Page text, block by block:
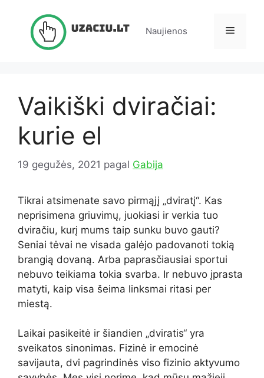
Naujienos Meniu
Vaikiški dviračiai:
kurie el
19 gegužės, 2021 pagal Gabija
Tikrai atsimenate savo pirmąjį „dviratį“. Kas
neprisimena griuvimų, juokiasi ir verkia tuo
dviračiu, kurį mums taip sunku buvo gauti?
Seniai tėvai ne visada galėjo padovanoti tokią
brangią dovaną. Arba paprasčiausiai sportui
nebuvo teikiama tokia svarba. Ir nebuvo įprasta
matyti, kaip visa šeima linksmai ritasi per
miestą.
Laikai pasikeitė ir šiandien „dviratis“ yra
sveikatos sinonimas. Fizinė ir emocinė
savijauta, dvi pagrindinės viso fizinio aktyvumo